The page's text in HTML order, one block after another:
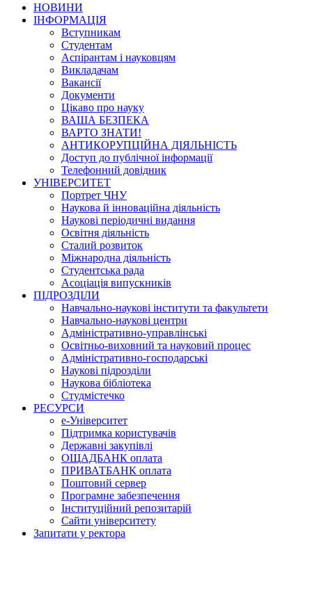
НОВИНИ
ІНФОРМАЦІЯ
Вступникам
Студентам
Аспірантам і науковцям
Викладачам
Вакансії
Документи
Цікаво про науку
ВАША БЕЗПЕКА
ВАРТО ЗНАТИ!
АНТИКОРУПЦІЙНА ДІЯЛЬНІСТЬ
Доступ до публічної інформації
Телефонний довідник
УНІВЕРСИТЕТ
Портрет ЧНУ
Наукова й інноваційна діяльність
Наукові періодичні видання
Освітня діяльність
Сталий розвиток
Міжнародна діяльність
Студентська рада
Асоціація випускників
ПІДРОЗДІЛИ
Навчально-наукові інститути та факультети
Навчально-наукові центри
Адміністративно-управлінські
Освітньо-виховний та науковий процес
Адміністративно-господарські
Наукові підрозділи
Наукова бібліотека
Студмістечко
РЕСУРСИ
е-Університет
Підтримка користувачів
Державні закупівлі
ОЩАДБАНК оплата
ПРИВАТБАНК оплата
Поштовий сервер
Програмне забезпечення
Інституційний репозитарій
Сайти університету
Запитати у ректора